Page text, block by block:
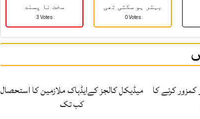
سخت نا پسند
3 Votes
بہتر ہو سکتی تھی
0 Votes
کرنے کا میڈیکل کالجز کےایڈہاک ملازمین کا استحصال
کب تک